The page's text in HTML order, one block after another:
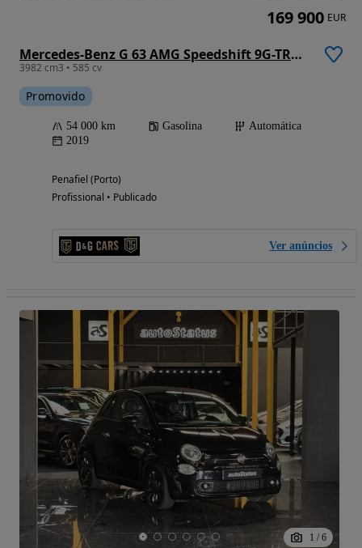
Mercedes-Benz G 63 AMG Speedshift 9G-TRONIC Edition 1
3982 cm3 • 585 cv
Promovido
54 000 km Gasolina
Automática
2019
Penafiel (Porto)
Profissional • Publicado
Ver anúncios
169 900 EUR
1 / 6